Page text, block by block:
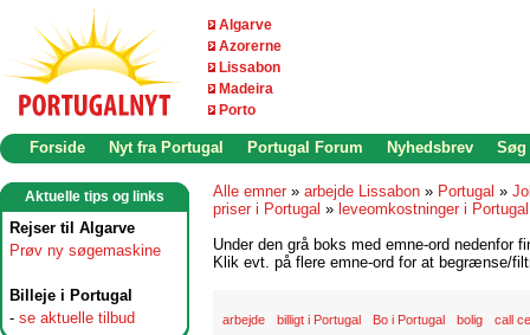
Algarve
Azorerne
Lissabon
Madeira
Porto
Forside Nyt fra Portugal Portugal Forum Nyhedsbrev Søg
Aktuelle tips og links
Rejser til Algarve
Prøv ny søgemaskine
Billeje i Portugal
- se aktuelle tilbud
Alle emner » arbejde Lissabon » Portugal »
priser i Portugal » leveomkostninger i Portugal
Under den grå boks med emne-ord nedenfor
Klik evt. på flere emne-ord for at begrænse/
arbejde billigt i Portugal Bo i Portugal bolig call